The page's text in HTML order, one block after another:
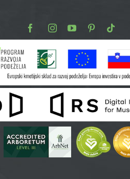
FacebookInstagram
YoutubePinterest